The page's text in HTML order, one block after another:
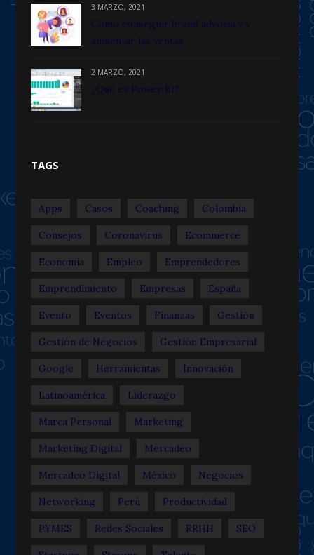
3 MARZO, 2021
Cómo conseguir brand advocacy y
aumentar las ventas
2 MARZO, 2021
¿Qué es Power BI?
TAGS
Apps Casos Coaching Colombia
Consejos Coronavirus Ecommerce
Economía Empleo Emprendedores
Emprendimiento Empresas España
Evento Eventos Finanzas Gestión
Gestión de Negocios Gestión Empresarial
Google Herramientas Innovación
Latinoamérica Liderazgo
Marca Personal Marketing
Marketing Digital Mercadeo
Mercadeo Digital México Negocios
Networking Perú Productividad
PYMES Redes Sociales RRHH SEO